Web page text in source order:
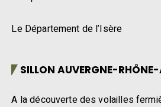
Le Département de l’Isère
SILLON AUVERGNE-RHÔNE-
A la découverte des volailles